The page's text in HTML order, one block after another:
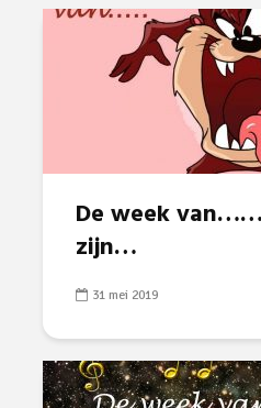
De week
zijn…
31 mei 2019